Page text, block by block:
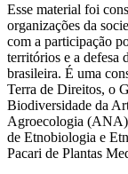
Esse material foi
organizações da
com a participação
territórios e a defesa
brasileira. É uma
Terra de Direitos, o
Biodiversidade da
Agroecologia
de Etnobiologia e
Pacari de Plantas